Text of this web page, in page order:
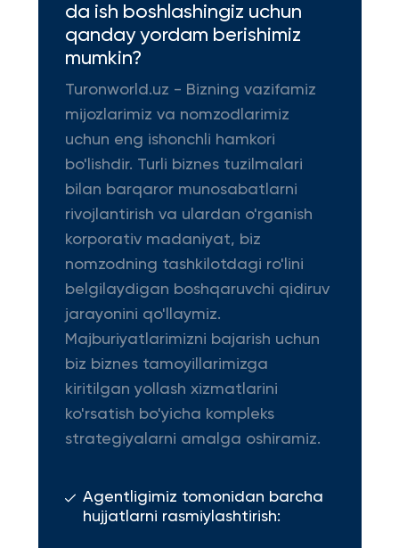
da ish boshlashingiz uchun
qanday yordam berishimiz
mumkin?
Turonworld.uz - Bizning vazifamiz
mijozlarimiz va nomzodlarimiz
uchun eng ishonchli hamkori
bo'lishdir. Turli biznes tuzilmalari
bilan barqaror munosabatlarni
rivojlantirish va ulardan o'rganish
korporativ madaniyat, biz
nomzodning tashkilotdagi ro'lini
belgilaydigan boshqaruvchi qidiruv
jarayonini qo'llaymiz.
Majburiyatlarimizni bajarish uchun
biz biznes tamoyillarimizga
kiritilgan yollash xizmatlarini
ko'rsatish bo'yicha kompleks
strategiyalarni amalga oshiramiz.
Agentligimiz tomonidan barcha
hujjatlarni rasmiylashtirish: